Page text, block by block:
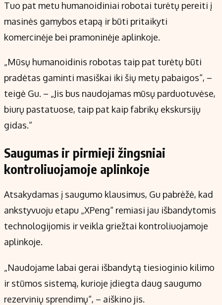
Tuo pat metu humanoidiniai robotai turėtų pereiti į
masinės gamybos etapą ir būti pritaikyti
komercinėje bei pramoninėje aplinkoje.
„Mūsų humanoidinis robotas taip pat turėtų būti
pradėtas gaminti masiškai iki šių metų pabaigos“, –
teigė Gu. – „Jis bus naudojamas mūsų parduotuvėse,
biurų pastatuose, taip pat kaip fabrikų ekskursijų
gidas.“
Saugumas ir pirmieji žingsniai
kontroliuojamoje aplinkoje
Atsakydamas į saugumo klausimus, Gu pabrėžė, kad
ankstyvuoju etapu „XPeng“ remiasi jau išbandytomis
technologijomis ir veikla griežtai kontroliuojamoje
aplinkoje.
„Naudojame labai gerai išbandytą tiesioginio kilimo
ir stūmos sistemą, kurioje įdiegta daug saugumo
rezervinių sprendimų“, – aiškino jis.